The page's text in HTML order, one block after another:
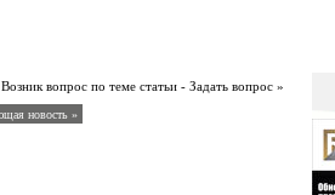
Возник вопрос по теме статьи - Задать вопрос »
новость »